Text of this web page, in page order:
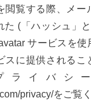
閲覧する際、メー
た (「ハッシュ」
サービスを
スに提供されるこ
ライバシ
privacy/をご覧